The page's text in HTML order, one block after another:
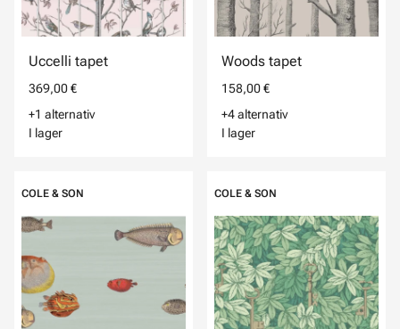
Uccelli tapet
369,00 €
+1 alternativ
I lager
Woods tapet
158,00 €
+4 alternativ
I lager
COLE & SON COLE & SON